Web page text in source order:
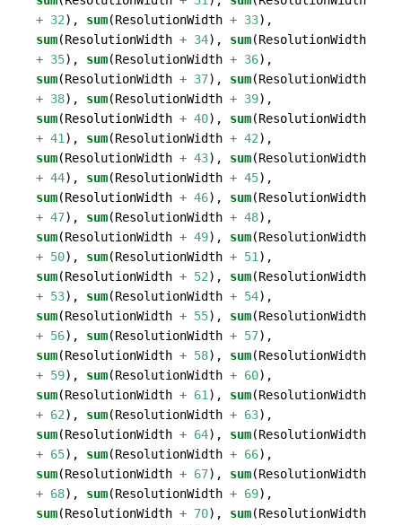
+ 32), sum(ResolutionWidth + 33),
sum(ResolutionWidth + 34), sum(ResolutionWidth
+ 35), sum(ResolutionWidth + 36),
sum(ResolutionWidth + 37), sum(ResolutionWidth
+ 38), sum(ResolutionWidth + 39),
sum(ResolutionWidth + 40), sum(ResolutionWidth
+ 41), sum(ResolutionWidth + 42),
sum(ResolutionWidth + 43), sum(ResolutionWidth
+ 44), sum(ResolutionWidth + 45),
sum(ResolutionWidth + 46), sum(ResolutionWidth
+ 47), sum(ResolutionWidth + 48),
sum(ResolutionWidth + 49), sum(ResolutionWidth
+ 50), sum(ResolutionWidth + 51),
sum(ResolutionWidth + 52), sum(ResolutionWidth
+ 53), sum(ResolutionWidth + 54),
sum(ResolutionWidth + 55), sum(ResolutionWidth
+ 56), sum(ResolutionWidth + 57),
sum(ResolutionWidth + 58), sum(ResolutionWidth
+ 59), sum(ResolutionWidth + 60),
sum(ResolutionWidth + 61), sum(ResolutionWidth
+ 62), sum(ResolutionWidth + 63),
sum(ResolutionWidth + 64), sum(ResolutionWidth
+ 65), sum(ResolutionWidth + 66),
sum(ResolutionWidth + 67), sum(ResolutionWidth
+ 68), sum(ResolutionWidth + 69),
sum(ResolutionWidth + 70), sum(ResolutionWidth